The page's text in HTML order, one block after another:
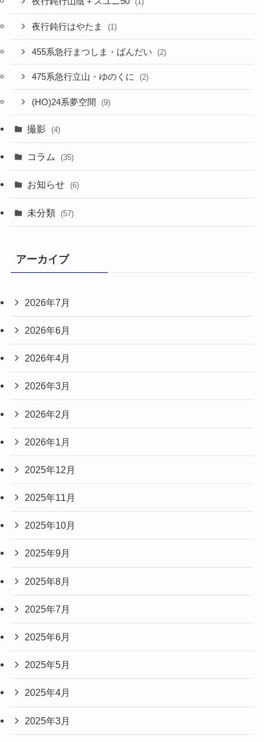
夜行鈍行はやたま (1)
455系急行まつしま・ばんだい (2)
475系急行立山・ゆのくに (2)
(HO)24系夢空間 (9)
撮影 (4)
コラム (35)
お知らせ (6)
未分類 (57)
アーカイブ
2026年7月
2026年6月
2026年4月
2026年3月
2026年2月
2026年1月
2025年12月
2025年11月
2025年10月
2025年9月
2025年8月
2025年7月
2025年6月
2025年5月
2025年4月
2025年3月